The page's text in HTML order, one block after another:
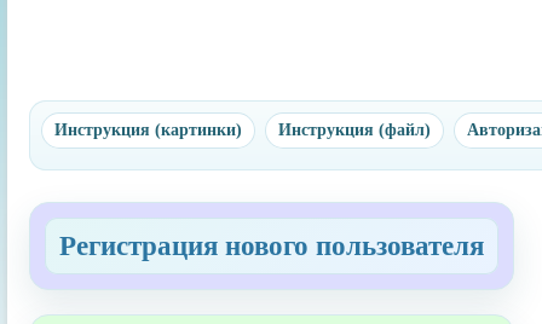
Инструкция (картинки) Инструкция (файл)
Регистрация нового пользователя